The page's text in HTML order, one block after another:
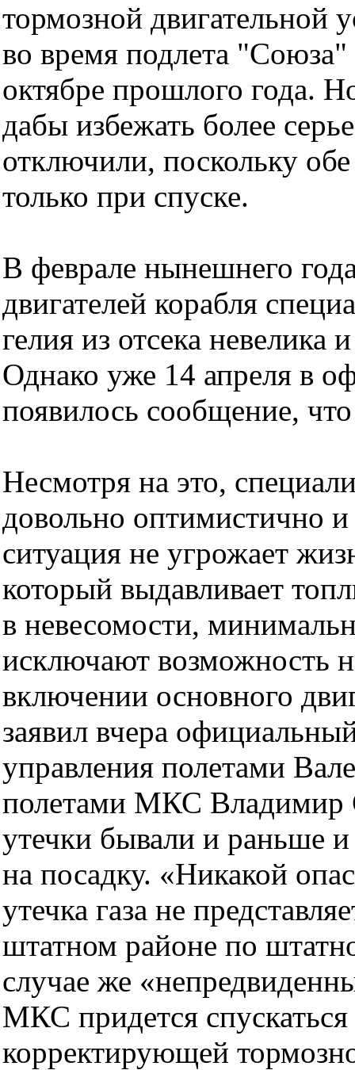
тормозной двигательной
во время подлета
октябре прошлого года.
дабы избежать более
отключили, поскольку
только при спуске.
В феврале нынешнего
двигателей корабля
гелия из отсека невелика
Однако уже 14 апреля в
появилось сообщение,
Несмотря на это,
довольно оптимистично
ситуация не угрожает
который выдавливает
в невесомости,
исключают возможность
включении основного
заявил вчера
управления полетами
полетами МКС Владимир
утечки бывали и раньше
на посадку. «Никакой
утечка газа не
штатном районе по
случае же
МКС придется
корректирующей